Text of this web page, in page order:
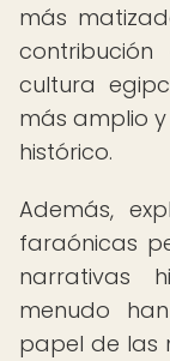
más
cultura
más amplio
histórico.
Además,
faraónicas
narrativas
menudo
papel de las